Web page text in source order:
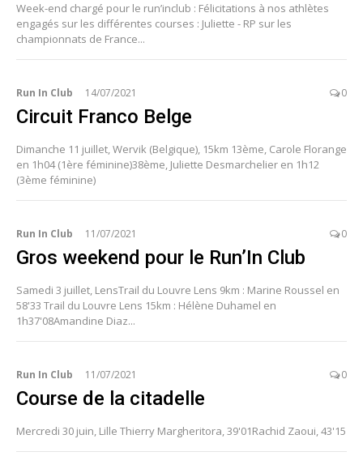
Week-end chargé pour le run’inclub : Félicitations à nos athlètes
engagés sur les différentes courses : Juliette - RP sur les
championnats de France...
Run In Club 14/07/2021 0
Circuit Franco Belge
Dimanche 11 juillet, Wervik (Belgique), 15km 13ème, Carole Florange
en 1h04 (1ère féminine)38ème, Juliette Desmarchelier en 1h12
(3ème féminine)
Run In Club 11/07/2021 0
Gros weekend pour le Run’In Club
Samedi 3 juillet, LensTrail du Louvre Lens 9km : Marine Roussel en
58'33 Trail du Louvre Lens 15km : Hélène Duhamel en
1h37'08Amandine Diaz...
Run In Club 11/07/2021 0
Course de la citadelle
Mercredi 30 juin, Lille Thierry Margheritora, 39'01Rachid Zaoui, 43'15